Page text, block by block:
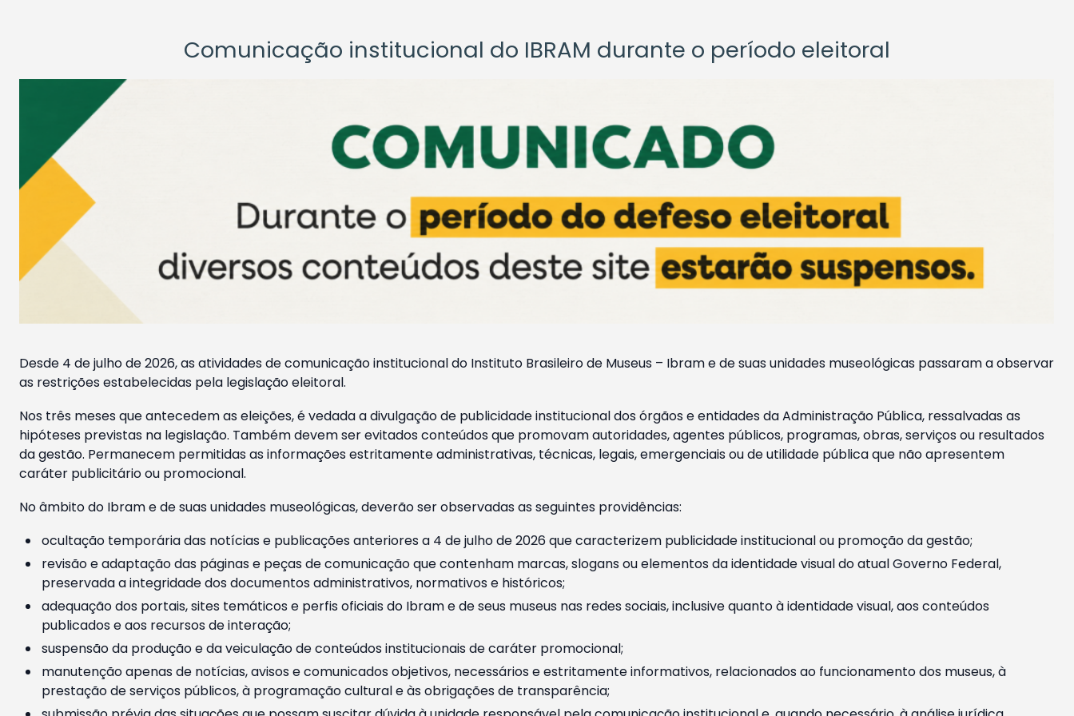
Comunicação institucional do IBRAM durante o período eleitoral
Desde 4 de julho de 2026, as atividades de comunicação institucional do Instituto Brasileiro de Museus – Ibram e de suas unidades museológicas passaram a observar
as restrições estabelecidas pela legislação eleitoral.
Nos três meses que antecedem as eleições, é vedada a divulgação de publicidade institucional dos órgãos e entidades da Administração Pública, ressalvadas as
hipóteses previstas na legislação. Também devem ser evitados conteúdos que promovam autoridades, agentes públicos, programas, obras, serviços ou resultados
da gestão. Permanecem permitidas as informações estritamente administrativas, técnicas, legais, emergenciais ou de utilidade pública que não apresentem
caráter publicitário ou promocional.
No âmbito do Ibram e de suas unidades museológicas, deverão ser observadas as seguintes providências:
ocultação temporária das notícias e publicações anteriores a 4 de julho de 2026 que caracterizem publicidade institucional ou promoção da gestão;
revisão e adaptação das páginas e peças de comunicação que contenham marcas, slogans ou elementos da identidade visual do atual Governo Federal,
preservada a integridade dos documentos administrativos, normativos e históricos;
adequação dos portais, sites temáticos e perfis oficiais do Ibram e de seus museus nas redes sociais, inclusive quanto à identidade visual, aos conteúdos
publicados e aos recursos de interação;
suspensão da produção e da veiculação de conteúdos institucionais de caráter promocional;
manutenção apenas de notícias, avisos e comunicados objetivos, necessários e estritamente informativos, relacionados ao funcionamento dos museus, à
prestação de serviços públicos, à programação cultural e às obrigações de transparência;